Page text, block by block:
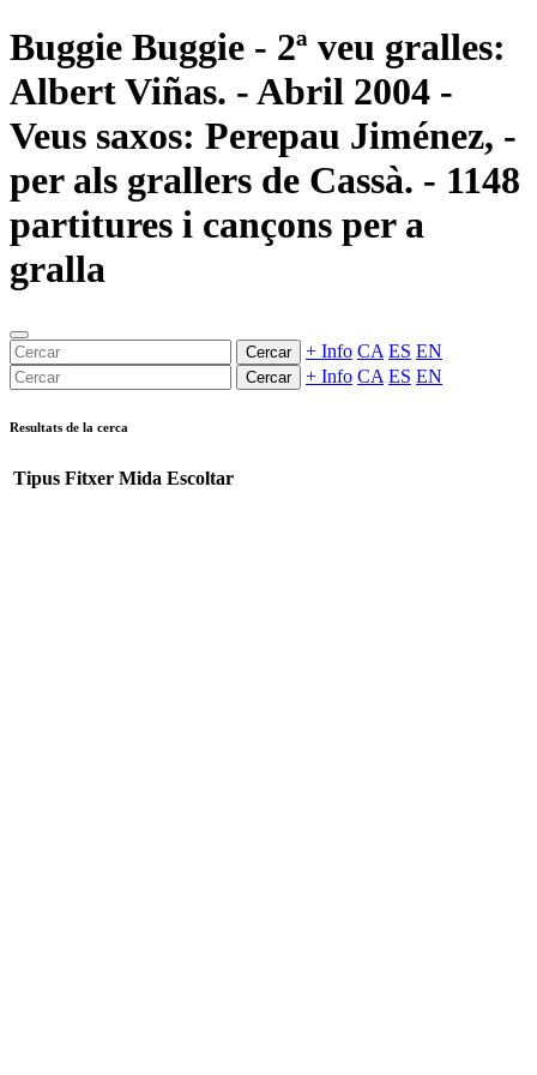
Buggie Buggie - 2ª veu gralles:
Albert Viñas. - Abril 2004 -
Veus saxos: Perepau Jiménez, -
per als grallers de Cassà. - 1148
partitures i cançons per a
gralla
Cercar + Info CA ES EN
Cercar + Info CA ES EN
Resultats de la cerca
Tipus Fitxer Mida Escoltar